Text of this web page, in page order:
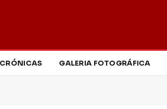
CRÓNICAS GALERIA FOTOGRÁFICA